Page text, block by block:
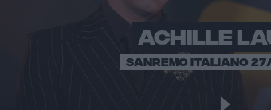
ACHILLE
SANREMO ITALIANO